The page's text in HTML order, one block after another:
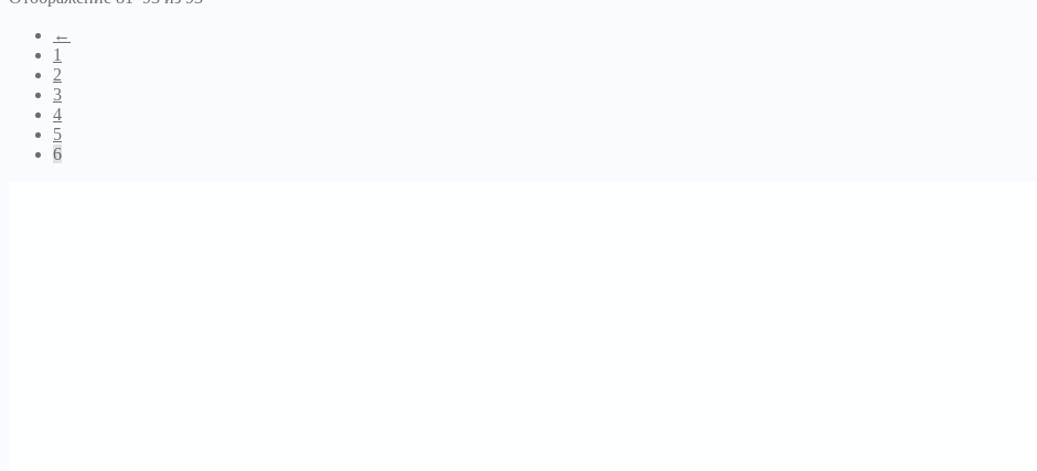
←
1
2
3
4
5
6